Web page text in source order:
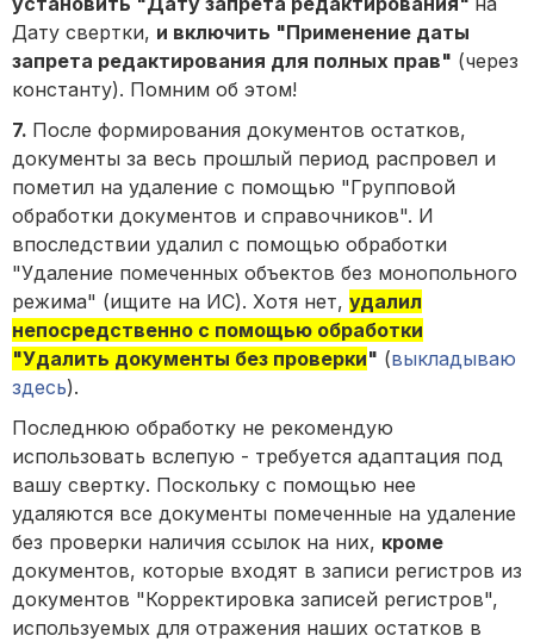
Дату свертки, и включить "Применение даты
запрета редактирования для полных прав" (через
константу). Помним об этом!
7. После формирования документов остатков,
документы за весь прошлый период распровел и
пометил на удаление с помощью "Групповой
обработки документов и справочников". И
впоследствии удалил с помощью обработки
"Удаление помеченных объектов без монопольного
режима" (ищите на ИС). Хотя нет, удалил
непосредственно с помощью обработки
"Удалить документы без проверки" (выкладываю
здесь).
Последнюю обработку не рекомендую
использовать вслепую - требуется адаптация под
вашу свертку. Поскольку с помощью нее
удаляются все документы помеченные на удаление
без проверки наличия ссылок на них, кроме
документов, которые входят в записи регистров из
документов "Корректировка записей регистров",
используемых для отражения наших остатков в